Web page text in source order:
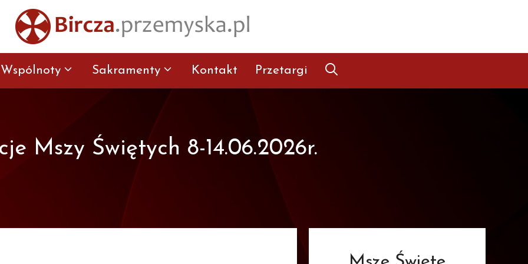
Wspólnoty Sakramenty Kontakt Przetargi
Mszy Świętych 8-14.06.2026r.